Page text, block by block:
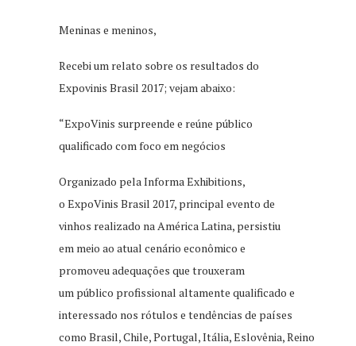
Meninas e meninos,
Recebi um relato sobre os resultados do
Expovinis Brasil 2017; vejam abaixo:
“ExpoVinis surpreende e reúne público
qualificado com foco em negócios
Organizado pela Informa Exhibitions,
o ExpoVinis Brasil 2017, principal evento de
vinhos realizado na América Latina, persistiu
em meio ao atual cenário econômico e
promoveu adequações que trouxeram
um público profissional altamente qualificado e
interessado nos rótulos e tendências de países
como Brasil, Chile, Portugal, Itália, Eslovênia, Reino